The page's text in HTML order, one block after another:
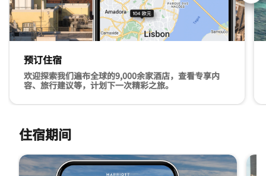
预订住宿
欢迎探索我们遍布全球的9,000余家酒店，查看专享内
容、旅行建议等，计划下一次精彩之旅。
住宿期间
跳过 住宿期间 轮播 使用 3 张卡。